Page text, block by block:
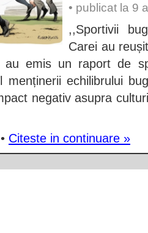
• publicat la 9
,,Sportivii
Carei au
emis un raport de
menținerii echilibrului
negativ asupra
• Citeste in continuare »